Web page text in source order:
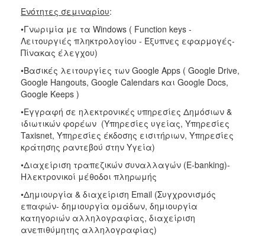
Ενότητες σεμιναρίου:
•Γνωριμία με τα Windows ( Function keys -
Λειτουργιές πληκτρολογίου - Έξυπνες εφαρμογές-
Πίνακας έλεγχου)
•Βασικές λειτουργίες των Google Apps ( Google Drive,
Google Hangouts, Google Calendars και Google Docs,
Google Keeps )
•Εγγραφή σε ηλεκτρονικές υπηρεσίες Δημόσιων &
ιδιωτικών φορέων (Υπηρεσίες υγείας, Υπηρεσίες
Taxisnet, Yπηρεσίες έκδοσης εισιτήριων, Υπηρεσίες
κράτησης ραντεβού στην Υγεία)
•Διαχείριση τραπεζικών συναλλαγών (E-banking)-
Ηλεκτρονικοί μέθοδοι πληρωμής
•Δημιουργία & διαχείριση Email (Συγχρονισμός
επαφών- δημιουργία ομάδων, δημιουργία
κατηγοριών αλληλογραφίας, διαχείριση
ανεπιθύμητης αλληλογραφίας)